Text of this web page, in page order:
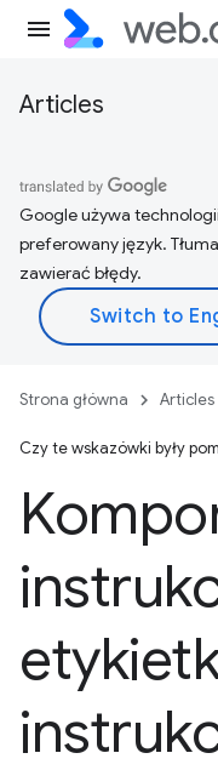
Articles
Google używa
preferowany język.
zawierać błędy.
Strona główna Articles
Czy te wskazówki były